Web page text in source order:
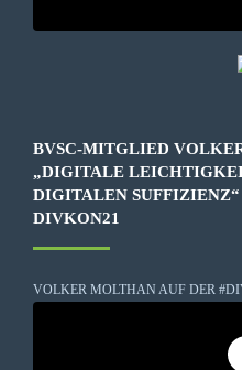
BVSC-MITGLIED
„DIGITALE
DIGITALEN
DIVKON21
VOLKER MOLTHAN AUF DER